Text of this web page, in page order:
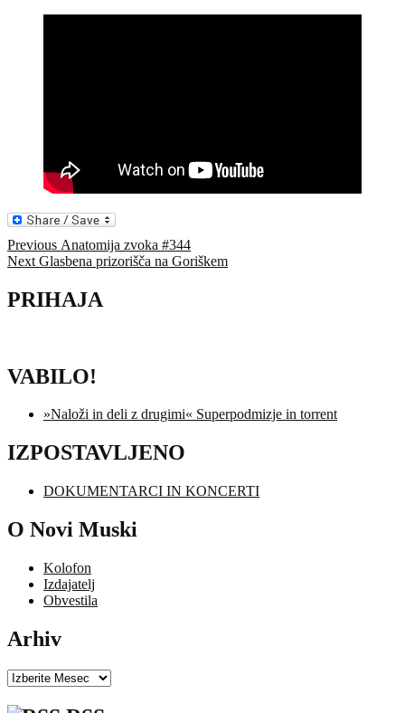
Navigacija
prispevka
Previous Previous
post:
Anatomija zvoka #344
Next Next
Glasbena prizorišča na Goriškem
PRIHAJA
VABILO!
»Naloži in deli z drugimi« Superpodmizje in torrent
IZPOSTAVLJENO
DOKUMENTARCI IN KONCERTI
O Novi Muski
Kolofon
Izdajatelj
Obvestila
Arhiv
Arhiv